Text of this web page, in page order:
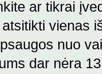
ar tikrai
vienas
nuo
dar nėra